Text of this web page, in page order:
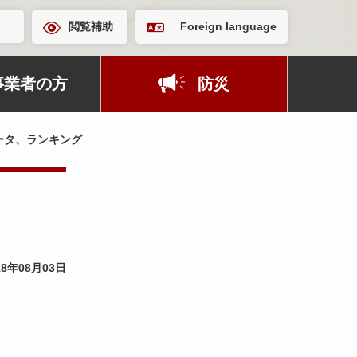
閲覧補助 Foreign language
業者の方 防災
タ、ランキング
年08月03日